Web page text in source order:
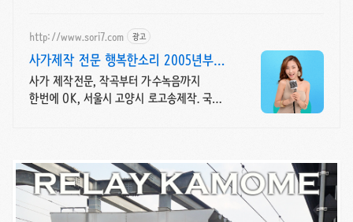
http://www.sori7.com 광고
사가제작 전문 행복한소리 2005년부터
사가 작편곡
사가 제작전문, 작곡부터 가수녹음까지
한번에 OK, 서울시 고양시 로고송제작. 국내